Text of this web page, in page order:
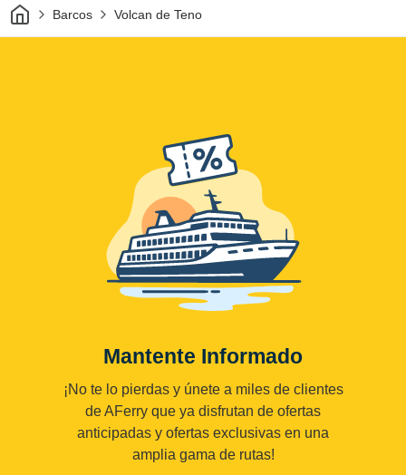
InicioBarcos Volcan de Teno
Mantente Informado
¡No te lo pierdas y únete a miles de clientes
de AFerry que ya disfrutan de ofertas
anticipadas y ofertas exclusivas en una
amplia gama de rutas!